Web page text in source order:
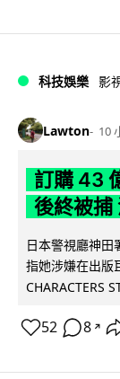
科技娛樂 影
Lawton 10
訂購 43
後終被捕
日本警視廳神田
指她涉嫌在出版
CHARACTERS
52 8 ↗